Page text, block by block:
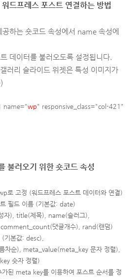
드프레스 포스트 연결하는 방법
하는 숏코드 속성에서 name 속성에
데이터를 불러오도록 설정됩니다.
러리 슬라이드 위젯은 특성 이미지가
name="wp" responsive_class="col-421"
불러오기 위한 숏코드 속성
로 고정 (워드프레스 포스트 데이터와 연결)
필드 이름 (기본값: date)
자), title(제목), name(슬러그),
댓글개수) , rand(랜덤)
(기본값: desc),
차순), meta_value(meta_key 문자 정렬),
숫자 정렬)
가된 meta key를 이용하여 포스트 순서를 정